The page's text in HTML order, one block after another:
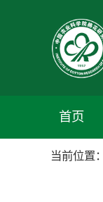
首页
当前位置：